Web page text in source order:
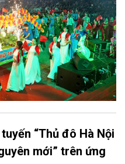
“Thủ đô Hà Nội
mới” trên ứng